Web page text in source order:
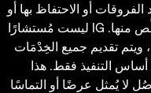
الفروقات أو الاحتفاظ بها أو
التخلُّص منها. IG ليست مُستشارًا
ويتم تقديم جميع الخِدْمَات
التنفيذ فقط. هذا
لا يُمثل عرضًا أو التماسًا